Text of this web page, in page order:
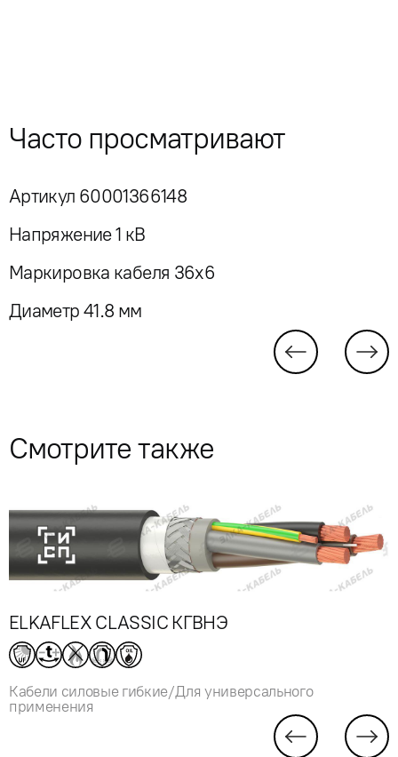
Часто просматривают
Артикул 60001366148
Напряжение 1 кВ
Маркировка кабеля 36x6
Диаметр 41.8 мм
Смотрите также
ELKAFLEX CLASSIC КГВНЭ
Кабели силовые гибкие/Для универсального
применения